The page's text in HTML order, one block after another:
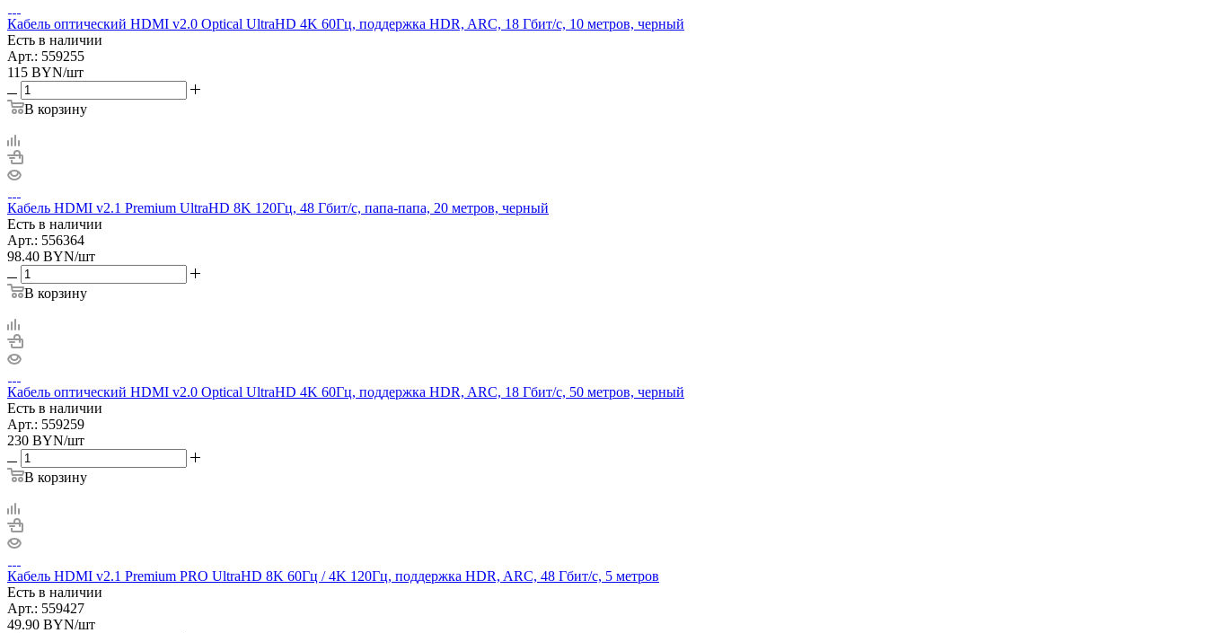
Кабель оптический HDMI v2.0 Optical UltraHD 4K 60Гц, поддержка HDR, ARC, 18 Гбит/с, 10 метров, черный
Есть в наличии
Арт.: 559255
115 BYN/шт
В корзину
Кабель HDMI v2.1 Premium UltraHD 8K 120Гц, 48 Гбит/с, папа-папа, 20 метров, черный
Есть в наличии
Арт.: 556364
98.40 BYN/шт
В корзину
Кабель оптический HDMI v2.0 Optical UltraHD 4K 60Гц, поддержка HDR, ARC, 18 Гбит/с, 50 метров, черный
Есть в наличии
Арт.: 559259
230 BYN/шт
В корзину
Кабель HDMI v2.1 Premium PRO UltraHD 8K 60Гц / 4K 120Гц, поддержка HDR, ARC, 48 Гбит/с, 5 метров
Есть в наличии
Арт.: 559427
49.90 BYN/шт